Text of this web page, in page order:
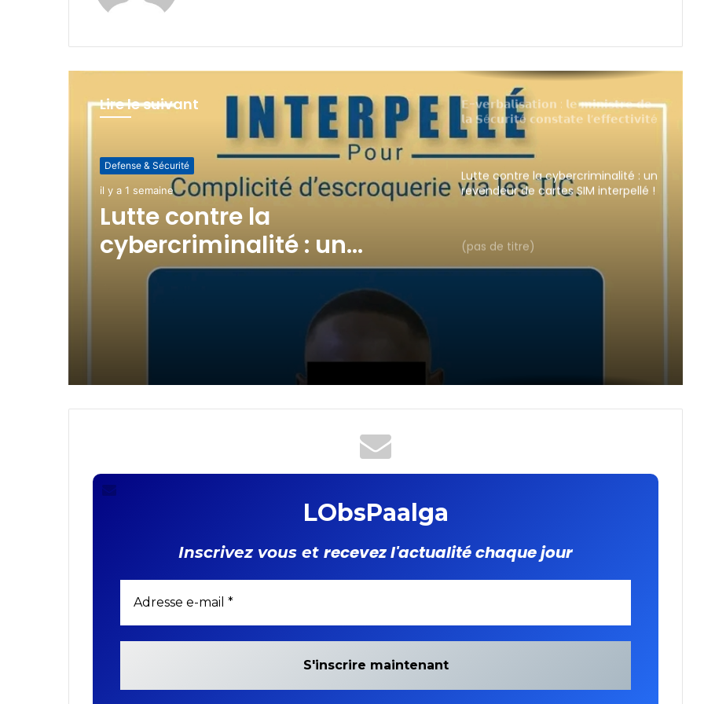
Lire le suivant
Defense & Sécurité
il y a 1 semaine
cybercriminalité : un
interpellé !
Defense & Sécurité
il y a 2 semaines
(pas de titre)
𝗘-𝘃𝗲𝗿𝗯𝗮𝗹𝗶𝘀𝗮𝘁𝗶𝗼𝗻 : 𝗹𝗲 𝗺𝗶𝗻𝗶𝘀𝘁𝗿𝗲 𝗱𝗲
𝗹𝗮 𝗦é𝗰𝘂𝗿𝗶𝘁é 𝗰𝗼𝗻𝘀𝘁𝗮𝘁𝗲 𝗹’𝗲𝗳𝗳𝗲𝗰𝘁𝗶𝘃𝗶𝘁é
𝗱𝘂 𝗱𝗶𝘀𝗽𝗼𝘀𝗶𝘁𝗶𝗳 𝗮𝗽𝗿è𝘀 𝗱𝗼𝘂𝘇𝗲
𝗵𝗲𝘂𝗿𝗲𝘀 𝗱𝗲 𝗳𝗼𝗻𝗰𝘁𝗶𝗼𝗻𝗻𝗲𝗺𝗲𝗻𝘁
Lutte contre la cybercriminalité : un
revendeur de cartes SIM interpellé !
(pas de titre)
LObsPaalga
Inscrivez vous et recevez l'actualité chaque jour